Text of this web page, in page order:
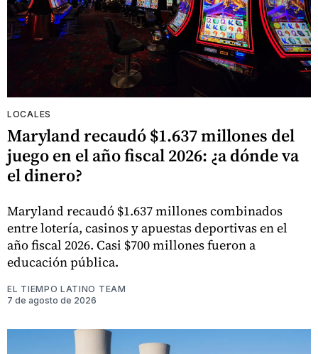
LOCALES
Maryland recaudó $1.637 millones del
juego en el año fiscal 2026: ¿a dónde va
el dinero?
Maryland recaudó $1.637 millones combinados
entre lotería, casinos y apuestas deportivas en el
año fiscal 2026. Casi $700 millones fueron a
educación pública.
EL TIEMPO LATINO TEAM
7 de agosto de 2026